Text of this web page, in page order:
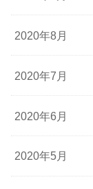
2020年8月
2020年7月
2020年6月
2020年5月